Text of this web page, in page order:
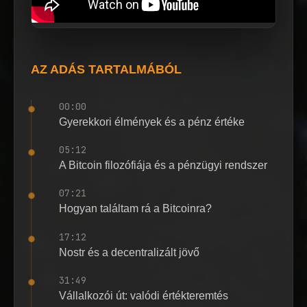
AZ ADÁS TARTALMÁBÓL
00:00
Gyerekkori élmények és a pénz értéke
05:12
A Bitcoin filozófiája és a pénzügyi rendszer
07:21
Hogyan találtam rá a Bitcoinra?
17:12
Nostr és a decentralizált jövő
31:49
Vállalkozói út: valódi értékteremtés